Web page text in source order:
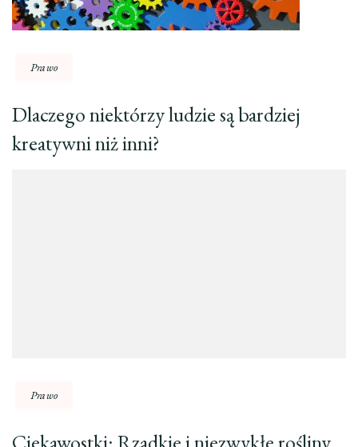
Prawo
Dlaczego niektórzy ludzie są bardziej
kreatywni niż inni?
Prawo